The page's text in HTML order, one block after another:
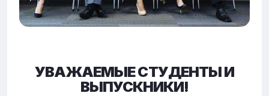
УВАЖАЕМЫЕ СТУДЕНТЫ И
ВЫПУСКНИКИ!